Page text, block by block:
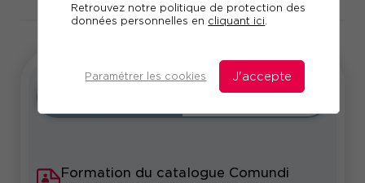
Retrouvez notre politique de protection des
données personnelles en cliquant ici.
Paramétrer les cookies J'accepte
Formation du catalogue Comundi